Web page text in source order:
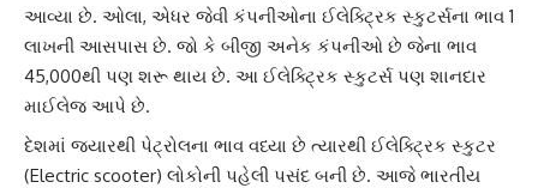
આવ્યા છે. ઓલા, એધર જેવી કંપનીઓના ઈલેક્ટ્રિક સ્કુટર્સના ભાવ 1
લાખની આસપાસ છે. જો કે બીજી અનેક કંપનીઓ છે જેના ભાવ
45,000થી પણ શરૂ થાય છે. આ ઈલેક્ટ્રિક સ્કુટર્સ પણ શાનદાર
માઈલેજ આપે છે.
દેશમાં જ્યારથી પેટ્રોલના ભાવ વધ્યા છે ત્યારથી ઈલેક્ટ્રિક સ્કુટર
(Electric scooter) લોકોની પહેલી પસંદ બની છે. આજે ભારતીય